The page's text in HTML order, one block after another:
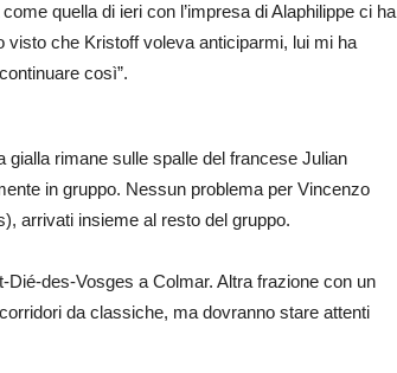
quella di ieri con l’impresa di Alaphilippe ci ha
che Kristoff voleva anticiparmi, lui mi ha
così”.
gialla rimane sulle spalle del francese Julian
in gruppo. Nessun problema per Vincenzo
arrivati insieme al resto del gruppo.
Dié-des-Vosges a Colmar. Altra frazione con un
da classiche, ma dovranno stare attenti